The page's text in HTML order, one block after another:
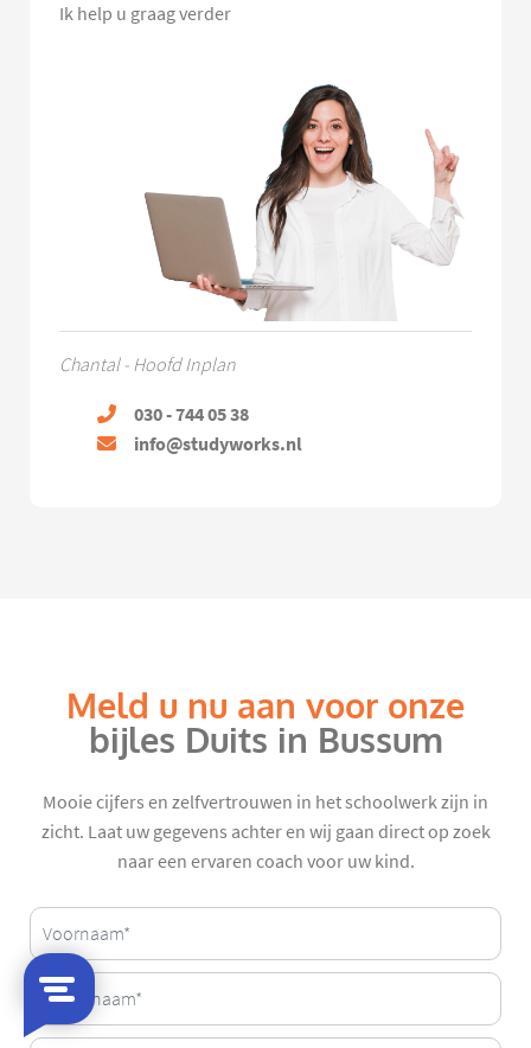
Ik help u graag verder
Chantal - Hoofd Inplan
030 - 744 05 38
info@studyworks.nl
Meld u nu aan voor onze
bijles Duits in Bussum
Mooie cijfers en zelfvertrouwen in het schoolwerk zijn in
zicht. Laat uw gegevens achter en wij gaan direct op zoek
naar een ervaren coach voor uw kind.